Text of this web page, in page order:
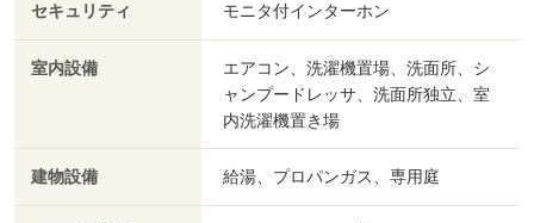
セキュリティ モニタ付インターホン
室内設備
エアコン、洗濯機置場、洗面所、シ
ャンプードレッサ、洗面所独立、室
内洗濯機置き場
建物設備 給湯、プロパンガス、専用庭